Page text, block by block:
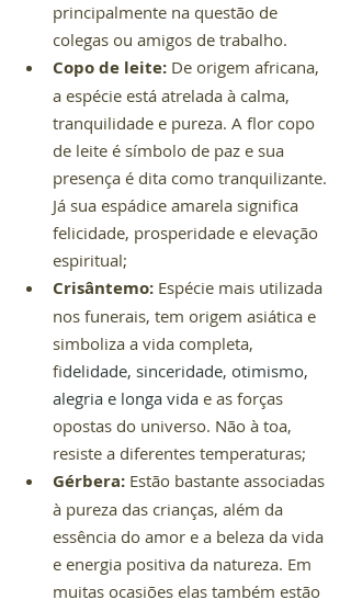
principalmente na questão de
colegas ou amigos de trabalho.
Copo de leite: De origem africana,
a espécie está atrelada à calma,
tranquilidade e pureza. A flor copo
de leite é símbolo de paz e sua
presença é dita como tranquilizante.
Já sua espádice amarela significa
felicidade, prosperidade e elevação
espiritual;
Crisântemo: Espécie mais utilizada
nos funerais, tem origem asiática e
simboliza a vida completa,
fidelidade, sinceridade, otimismo,
alegria e longa vida e as forças
opostas do universo. Não à toa,
resiste a diferentes temperaturas;
Gérbera: Estão bastante associadas
à pureza das crianças, além da
essência do amor e a beleza da vida
e energia positiva da natureza. Em
muitas ocasiões elas também estão